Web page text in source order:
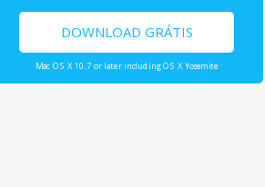
DOWNLOAD GRÁTIS
Mac OS X 10.7 or later including OS X Yosemite